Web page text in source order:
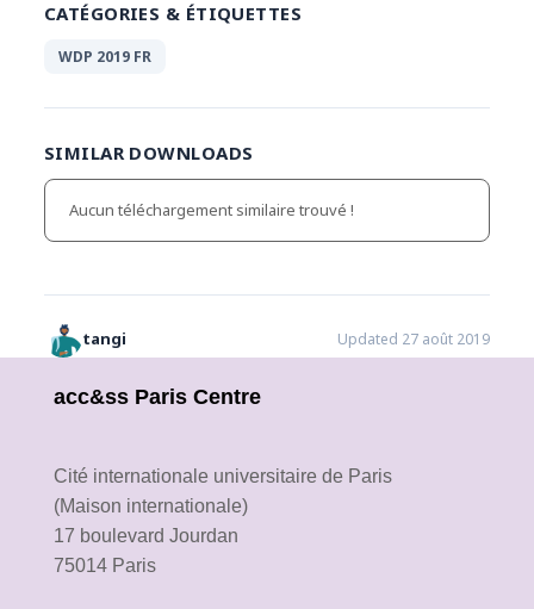
CATÉGORIES & ÉTIQUETTES
WDP 2019 FR
SIMILAR DOWNLOADS
Aucun téléchargement similaire trouvé !
tangi Updated 27 août 2019
acc&ss Paris Centre
Cité internationale universitaire de Paris
(Maison internationale)
17 boulevard Jourdan
75014 Paris